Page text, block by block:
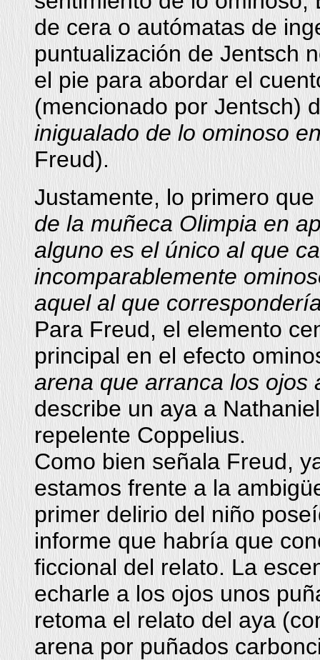
de cera o autómatas de
puntualización de Jentsch
el pie para abordar el
(mencionado por Jentsch)
inigualado de lo ominoso
Freud).
Justamente, lo primero
de la muñeca Olimpia en
alguno es el único al que
incomparablemente
aquel al que
Para Freud, el elemento
principal en el efecto
arena que arranca los ojos
describe un aya a
repelente Coppelius.
Como bien señala Freud,
estamos frente a la
primer delirio del niño
informe que habría que
ficcional del relato. La
echarle a los ojos unos
retoma el relato del aya
arena por puñados